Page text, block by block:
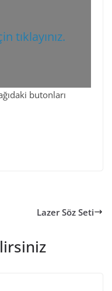
tıklayınız.
butonları
Lazer Söz Seti